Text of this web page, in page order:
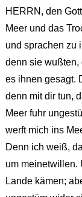
HERRN, den
Meer und das
und sprachen zu
denn sie wußten,
es ihnen gesagt.
denn mit dir tun,
Meer fuhr
werft mich ins
Denn ich weiß,
um meinetwillen.
Lande kämen;